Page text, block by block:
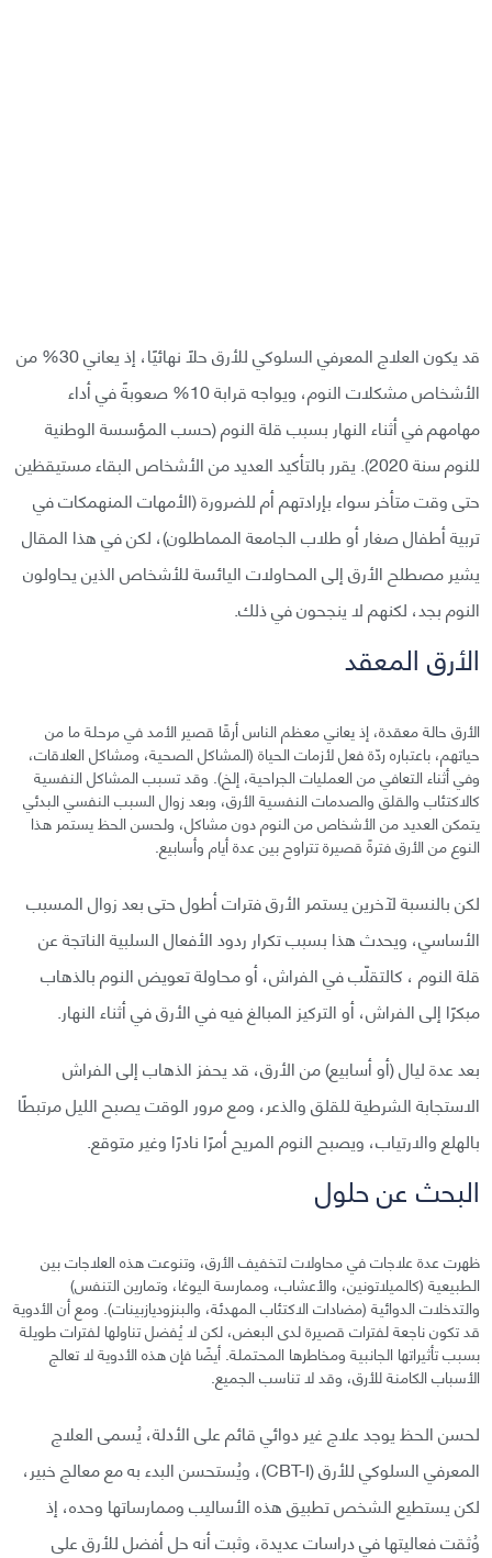
قد يكون العلاج المعرفي السلوكي للأرق حلًا نهائيًا، إذ يعاني 30% من
الأشخاص مشكلات النوم، ويواجه قرابة 10% صعوبةً في أداء
مهامهم في أثناء النهار بسبب قلة النوم (حسب المؤسسة الوطنية
للنوم سنة 2020). يقرر بالتأكيد العديد من الأشخاص البقاء مستيقظين
حتى وقت متأخر سواء بإرادتهم أم للضرورة (الأمهات المنهمكات في
تربية أطفال صغار أو طلاب الجامعة المماطلون)، لكن في هذا المقال
يشير مصطلح الأرق إلى المحاولات اليائسة للأشخاص الذين يحاولون
النوم بجد، لكنهم لا ينجحون في ذلك.
الأرق المعقد
الأرق حالة معقدة، إذ يعاني معظم الناس أرقًا قصير الأمد في مرحلة ما من
حياتهم، باعتباره ردّة فعل لأزمات الحياة (المشاكل الصحية، ومشاكل العلاقات،
وفي أثناء التعافي من العمليات الجراحية، إلخ). وقد تسبب المشاكل النفسية
كالاكتئاب والقلق والصدمات النفسية الأرق، وبعد زوال السبب النفسي البدئي
يتمكن العديد من الأشخاص من النوم دون مشاكل، ولحسن الحظ يستمر هذا
النوع من الأرق فترةً قصيرة تتراوح بين عدة أيام وأسابيع.
لكن بالنسبة لآخرين يستمر الأرق فترات أطول حتى بعد زوال المسبب
الأساسي، ويحدث هذا بسبب تكرار ردود الأفعال السلبية الناتجة عن
قلة النوم ، كالتقلّب في الفراش، أو محاولة تعويض النوم بالذهاب
مبكرًا إلى الفراش، أو التركيز المبالغ فيه في الأرق في أثناء النهار.
بعد عدة ليال (أو أسابيع) من الأرق، قد يحفز الذهاب إلى الفراش
الاستجابة الشرطية للقلق والذعر، ومع مرور الوقت يصبح الليل مرتبطًا
بالهلع والارتياب، ويصبح النوم المريح أمرًا نادرًا وغير متوقع.
البحث عن حلول
ظهرت عدة علاجات في محاولات لتخفيف الأرق، وتنوعت هذه العلاجات بين
الطبيعية (كالميلاتونين، والأعشاب، وممارسة اليوغا، وتمارين التنفس)
والتدخلات الدوائية (مضادات الاكتئاب المهدئة، والبنزوديازبينات). ومع أن الأدوية
قد تكون ناجعة لفترات قصيرة لدى البعض، لكن لا يُفضل تناولها لفترات طويلة
بسبب تأثيراتها الجانبية ومخاطرها المحتملة. أيضًا فإن هذه الأدوية لا تعالج
الأسباب الكامنة للأرق، وقد لا تناسب الجميع.
لحسن الحظ يوجد علاج غير دوائي قائم على الأدلة، يُسمى العلاج
المعرفي السلوكي للأرق (CBT-I)، ويُستحسن البدء به مع معالج خبير،
لكن يستطيع الشخص تطبيق هذه الأساليب وممارساتها وحده، إذ
وُثقت فعاليتها في دراسات عديدة، وثبت أنه حل أفضل للأرق على